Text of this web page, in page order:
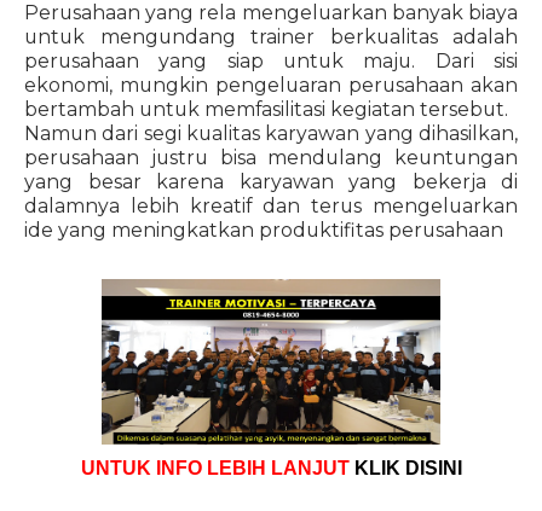
Perusahaan yang rela mengeluarkan banyak biaya
untuk mengundang trainer berkualitas adalah
perusahaan yang siap untuk maju. Dari sisi
ekonomi, mungkin pengeluaran perusahaan akan
bertambah untuk memfasilitasi kegiatan tersebut.
Namun dari segi kualitas karyawan yang dihasilkan,
perusahaan justru bisa mendulang keuntungan
yang besar karena karyawan yang bekerja di
dalamnya lebih kreatif dan terus mengeluarkan
ide yang meningkatkan produktifitas perusahaan
UNTUK INFO LEBIH LANJUT KLIK DISINI